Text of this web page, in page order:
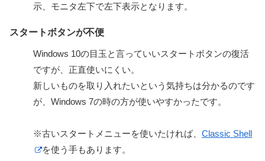
示、モニタ左下で左下表示となります。
スタートボタンが不便
Windows 10の目玉と言っていいスタートボタンの復活
ですが、正直使いにくい。
新しいものを取り入れたいという気持ちは分かるのです
が、Windows 7の時の方が使いやすかったです。
※古いスタートメニューを使いたければ、 Classic Shell
を使う手もあります。